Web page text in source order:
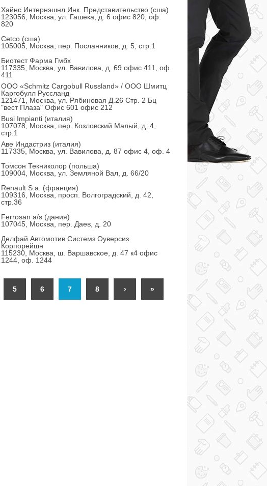
Хайнс Интернэшнл Инк. Представительство (сша)
123056, Москва, ул. Гашека, д. 6 офис 820, оф.
820
Cetco (сша)
105005, Москва, пер. Посланников, д. 5, стр.1
Биотест Фарма Гмбх
117335, Москва, ул. Вавилова, д. 69 офис 411, оф.
411
OOO «Schmitz Cargobull Russland» / ООО Шмитц
Каргобулл Руссланд
121471, Москва, ул. Рябиновая Д.26 Стр. 2 Бц
"вест Плаза" Офис 601 офис 212
Busi Impianti (италия)
107078, Москва, пер. Козловский Малый, д. 4,
стр.1
Аве Индастриз (италия)
117335, Москва, ул. Вавилова, д. 87 офис 4, оф. 4
Томсон Текниколор (польша)
109004, Москва, ул. Земляной Вал, д. 66/20
Renault S.a. (франция)
109316, Москва, просп. Волгоградский, д. 42,
стр.36
Ferrosan a/s (дания)
107045, Москва, пер. Даев, д. 20
Делфай Автомотив Системз Оуверсиз
Корпорейшн
115230, Москва, ш. Варшавское, д. 47 к4 офис
1244, оф. 1244
5 6 7 8 › »